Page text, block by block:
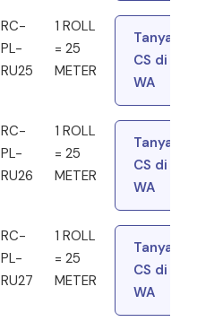
RC-
PL-
RU25
1 ROLL
= 25
METER
Tanya
CS di
WA
RC-
PL-
RU26
1 ROLL
= 25
METER
Tanya
CS di
WA
RC-
PL-
RU27
1 ROLL
= 25
METER
Tanya
CS di
WA